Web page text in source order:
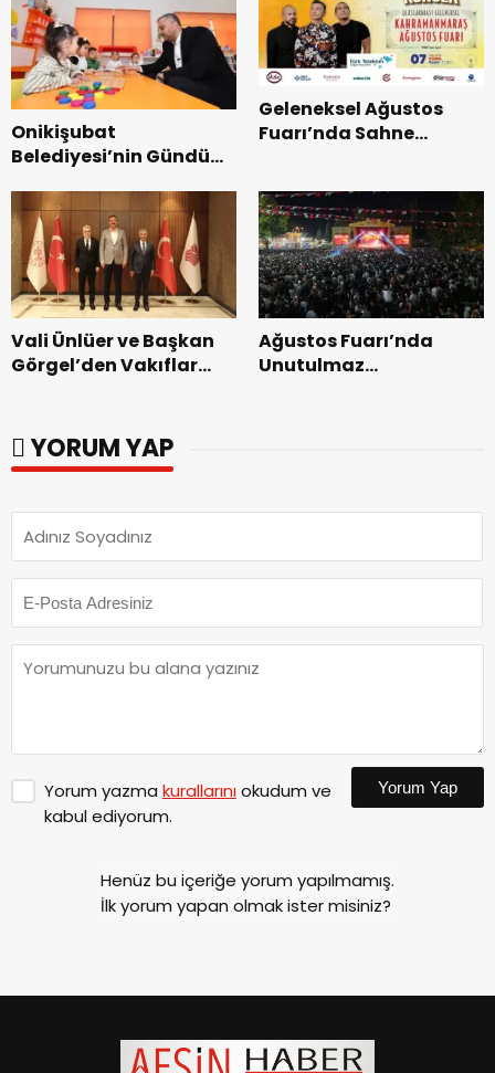
Onikişubat
Belediyesi’nin Gündüz
dönemin ön kayıtları
başladı.
Geleneksel Ağustos
Fuarı’nda Sahne
Vali Ünlüer ve Başkan
Görgel’den Vakıflar
Ağustos Fuarı’nda
Unutulmaz
YORUM YAP
Yorum yazma kurallarınıokudum ve
kabul ediyorum.
Yorum Yap
Henüz bu içeriğe yorum yapılmamış.
İlk yorum yapan olmak ister misiniz?